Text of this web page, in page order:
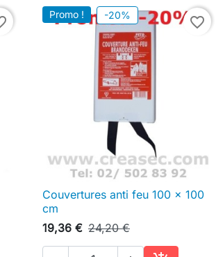
Promo ! -20% favorite_border
 Aperçu rapide
Couvertures anti feu 100 x 100
cm
19,36 € 24,20 €